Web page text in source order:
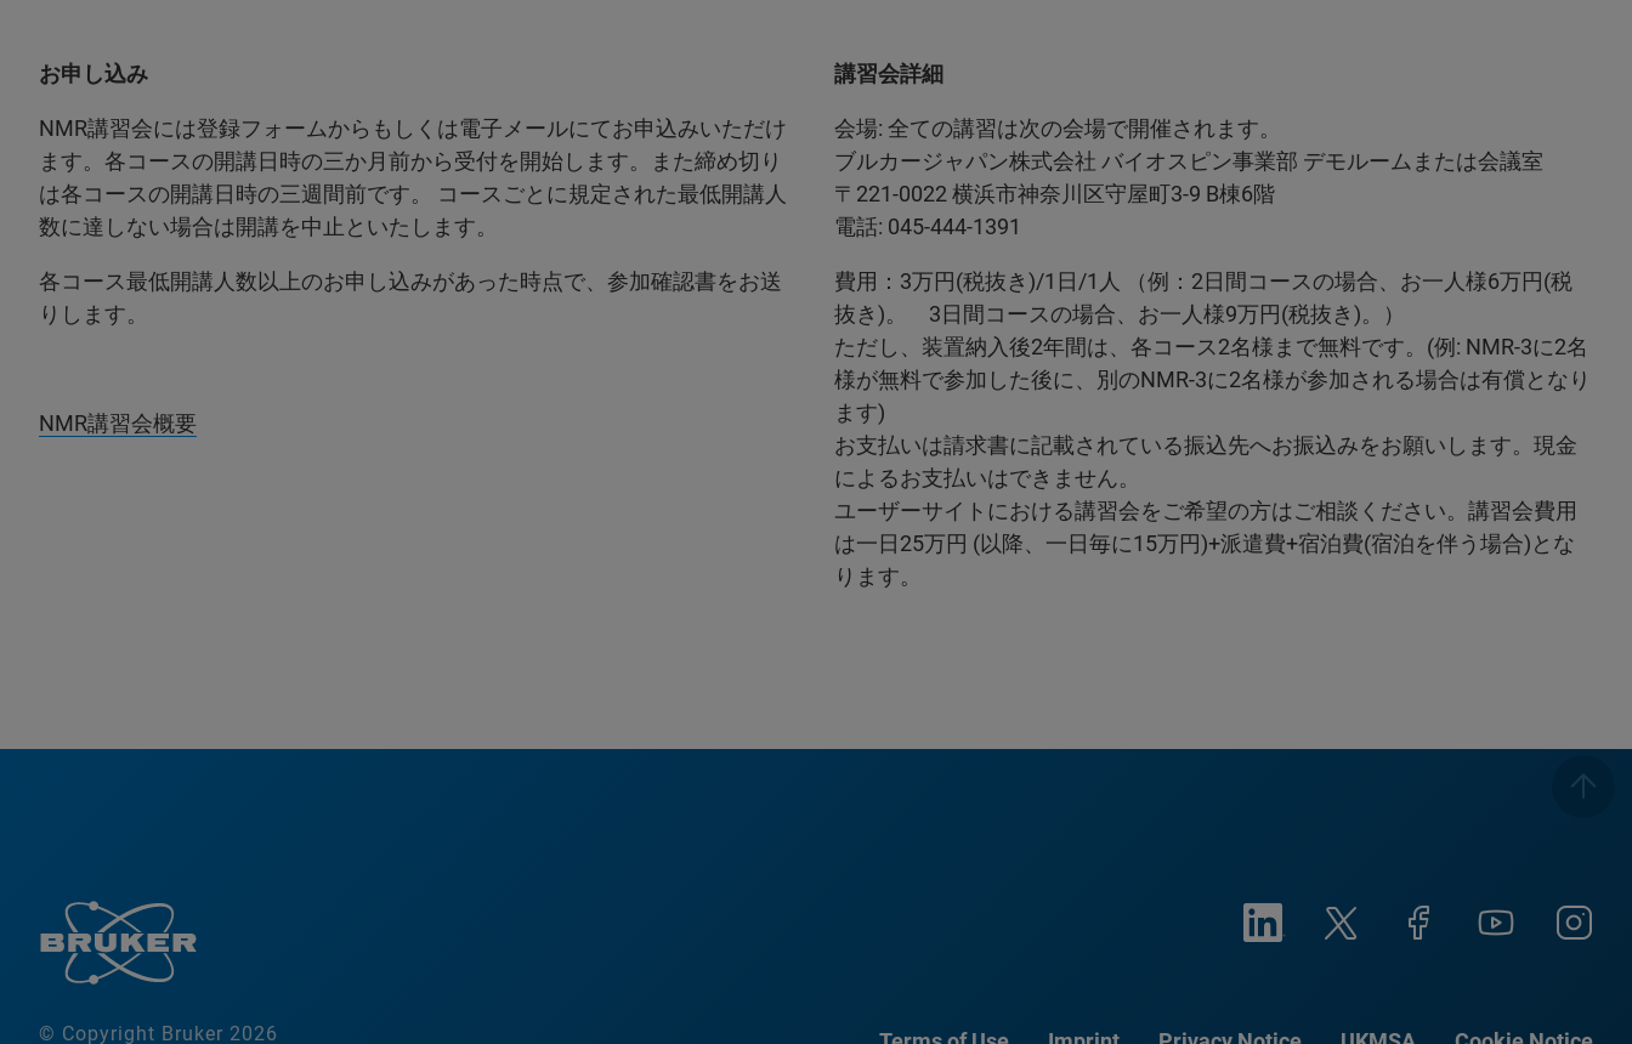
お申し込み
NMR講習会には登録フォームからもしくは電子メールにてお申込みいただけ
ます。各コースの開講日時の三か月前から受付を開始します。また締め切り
は各コースの開講日時の三週間前です。 コースごとに規定された最低開講人
数に達しない場合は開講を中止といたします。
各コース最低開講人数以上のお申し込みがあった時点で、参加確認書をお送
りします。
NMR講習会概要
講習会詳細
会場: 全ての講習は次の会場で開催されます。
ブルカージャパン株式会社 バイオスピン事業部 デモルームまたは会議室
〒221-0022 横浜市神奈川区守屋町3-9 B棟6階
電話: 045-444-1391
費用：3万円(税抜き)/1日/1人 （例：2日間コースの場合、お一人様6万円(税
抜き)。 3日間コースの場合、お一人様9万円(税抜き)。）
ただし、装置納入後2年間は、各コース2名様まで無料です。(例: NMR-3に2名
様が無料で参加した後に、別のNMR-3に2名様が参加される場合は有償となり
ます)
お支払いは請求書に記載されている振込先へお振込みをお願いします。現金
によるお支払いはできません。
ユーザーサイトにおける講習会をご希望の方はご相談ください。講習会費用
は一日25万円 (以降、一日毎に15万円)+派遣費+宿泊費(宿泊を伴う場合)とな
ります。
© Copyright Bruker 2026